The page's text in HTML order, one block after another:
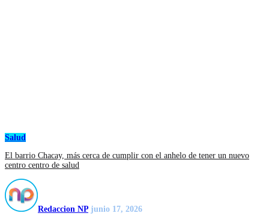
Salud
El barrio Chacay, más cerca de cumplir con el anhelo de tener un nuevo
centro centro de salud
Redaccion NP junio 17, 2026